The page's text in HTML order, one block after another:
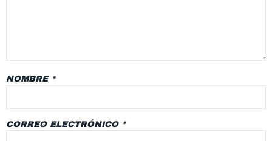
NOMBRE *
CORREO ELECTRÓNICO *